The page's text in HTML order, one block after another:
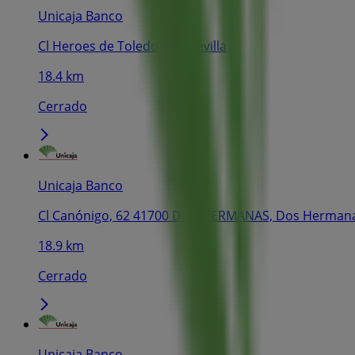
Unicaja Banco
Cl Heroes de Toledo 117, Sevilla
18.4 km
Cerrado
Unicaja Banco
Cl Canónigo, 62 41700 DOS HERMANAS, Dos
18.9 km
Cerrado